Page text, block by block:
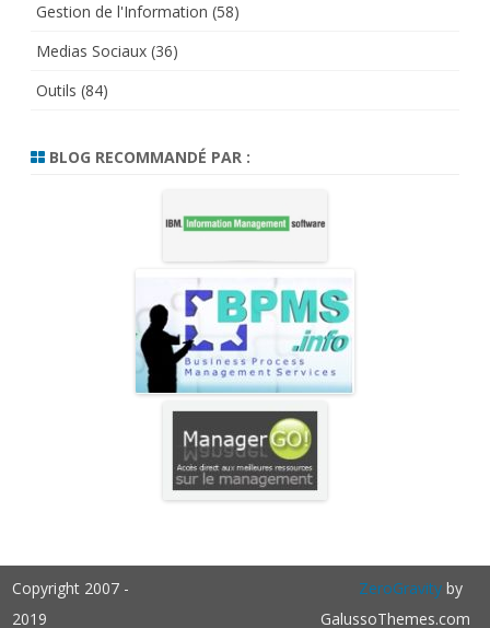
Gestion de l'Information (58)
Medias Sociaux (36)
Outils (84)
BLOG RECOMMANDÉ PAR :
Copyright 2007 -
2019
ZeroGravityby
GalussoThemes.com